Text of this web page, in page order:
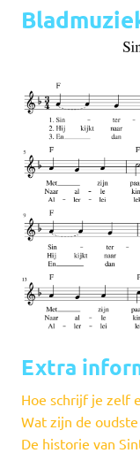
Extra
Hoe schrijf je zelf
Wat zijn de
De historie van